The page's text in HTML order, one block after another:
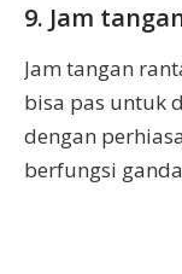
9. Jam
Jam tangan
bisa pas untuk
dengan
berfungsi